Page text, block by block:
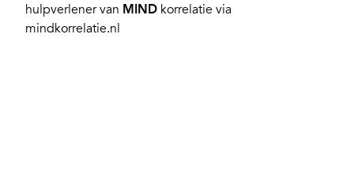
hulpverlener van MIND korrelatie via
mindkorrelatie.nl